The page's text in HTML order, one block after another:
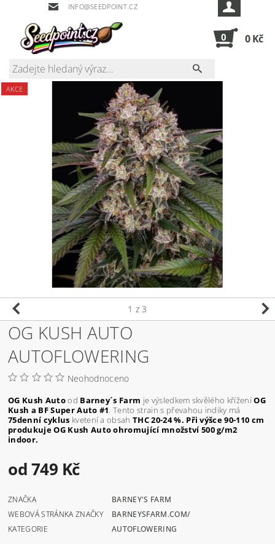
INFO@SEEDPOINT.CZ
0 0 Kč
AKCE
1 z 3
OG KUSH AUTO
AUTOFLOWERING
Neohodnoceno
OG Kush Autood Barney´s Farm je výsledkem skvělého kříženíOG
Kush a BF Super Auto #1 . Tento strain s převahou indiky má
75denní cyklus kvetení a obsahTHC 20-24 %. Při výšce 90-110 cm
produkuje OG Kush Auto ohromující množství 500 g/m2
indoor.
od 749 Kč
ZNAČKA
BARNEY'S FARM
WEBOVÁ STRÁNKA ZNAČKY
BARNEYSFARM.COM/
KATEGORIE
AUTOFLOWERING